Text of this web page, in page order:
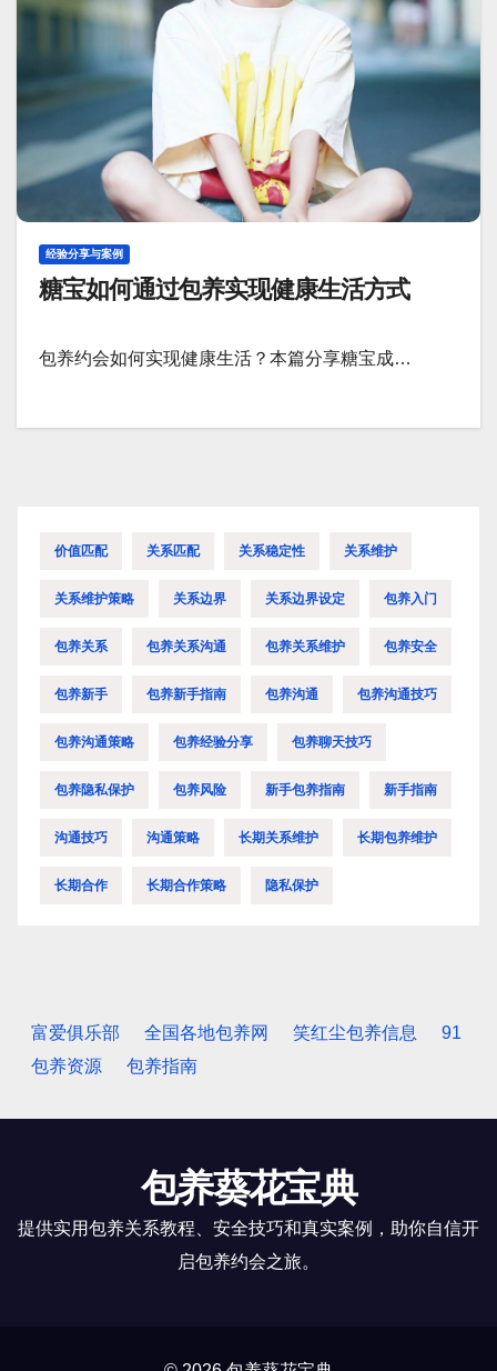
经验分享与案例
糖宝如何通过包养实现健康生活方式
包养约会如何实现健康生活？本篇分享糖宝成…
价值匹配 关系匹配 关系稳定性 关系维护
关系维护策略 关系边界 关系边界设定 包养入门
包养关系 包养关系沟通 包养关系维护 包养安全
包养新手 包养新手指南 包养沟通 包养沟通技巧
包养沟通策略 包养经验分享 包养聊天技巧
包养隐私保护 包养风险 新手包养指南 新手指南
沟通技巧 沟通策略 长期关系维护 长期包养维护
长期合作 长期合作策略 隐私保护
富爱俱乐部 全国各地包养网 笑红尘包养信息
91
包养资源
包养指南
包养葵花宝典
提供实用包养关系教程、安全技巧和真实案例，助你自信开
启包养约会之旅。